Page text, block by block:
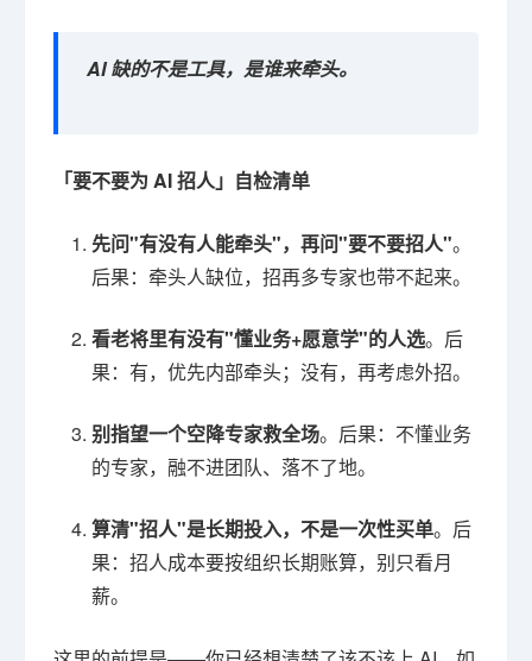
AI 缺的不是工具，是谁来牵头。
「要不要为 AI 招人」自检清单
先问"有没有人能牵头"，再问"要不要招人"。
后果：牵头人缺位，招再多专家也带不起来。
看老将里有没有"懂业务+愿意学"的人选。后
果：有，优先内部牵头；没有，再考虑外招。
别指望一个空降专家救全场。后果：不懂业务
的专家，融不进团队、落不了地。
算清"招人"是长期投入，不是一次性买单。后
果：招人成本要按组织长期账算，别只看月
薪。